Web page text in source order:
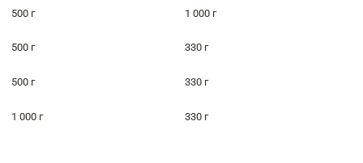
500 г 1 000 г
500 г 330 г
500 г 330 г
1 000 г 330 г